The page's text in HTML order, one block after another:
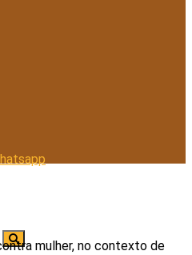
mulher, no contexto de